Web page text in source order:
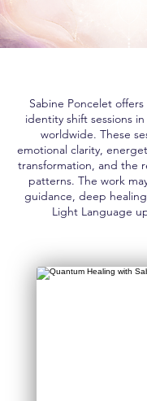
Sabine Poncelet
identity shift sessions
worldwide. These
emotional clarity,
transformation, and the
patterns. The work
guidance, deep
Light Language